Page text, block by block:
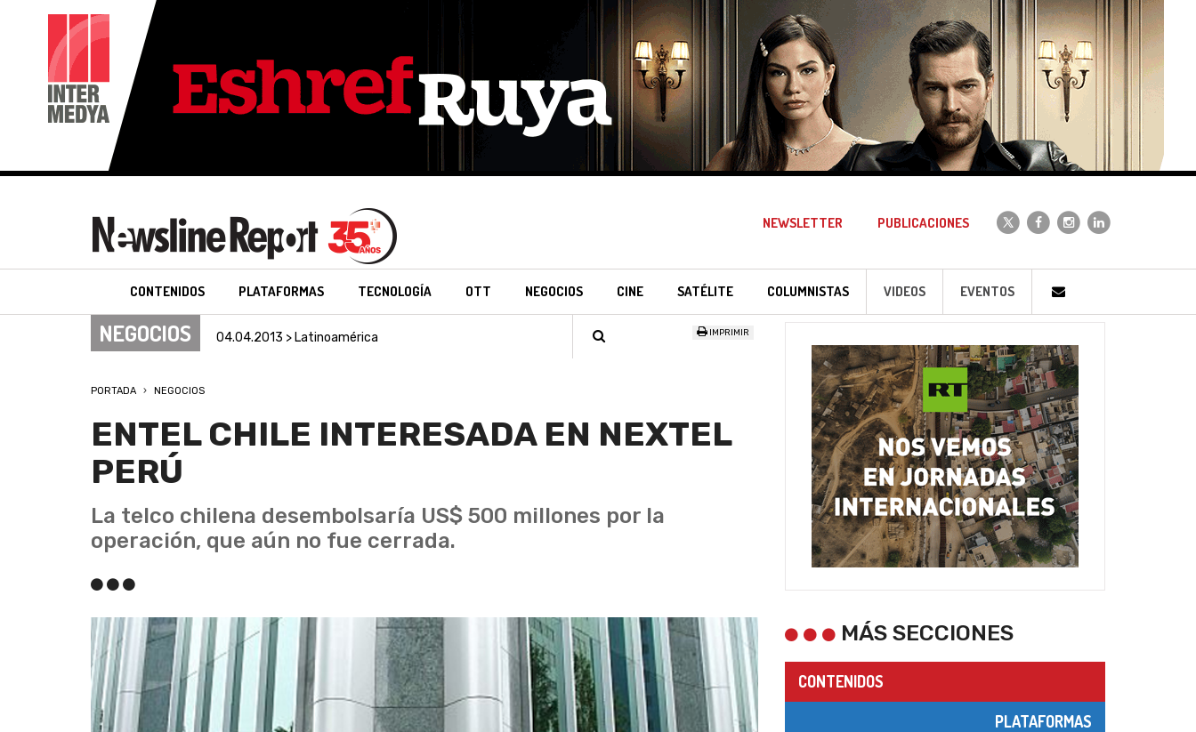
NEWSLETTER PUBLICACIONES
CONTENIDOS PLATAFORMAS TECNOLOGÍA OTT NEGOCIOS CINE SATÉLITE COLUMNISTAS VIDEOS EVENTOS
NEGOCIOS 04.04.2013 > Latinoamérica IMPRIMIR
PORTADA NEGOCIOS
ENTEL CHILE INTERESADA EN NEXTEL
PERÚ
La telco chilena desembolsaría US$ 500 millones por la
operación, que aún no fue cerrada.
MÁS SECCIONES
CONTENIDOS
PLATAFORMAS